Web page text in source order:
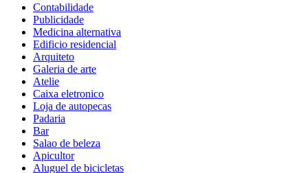
Contabilidade
Publicidade
Medicina alternativa
Edificio residencial
Arquiteto
Galeria de arte
Atelie
Caixa eletronico
Loja de autopecas
Padaria
Bar
Salao de beleza
Apicultor
Aluguel de bicicletas